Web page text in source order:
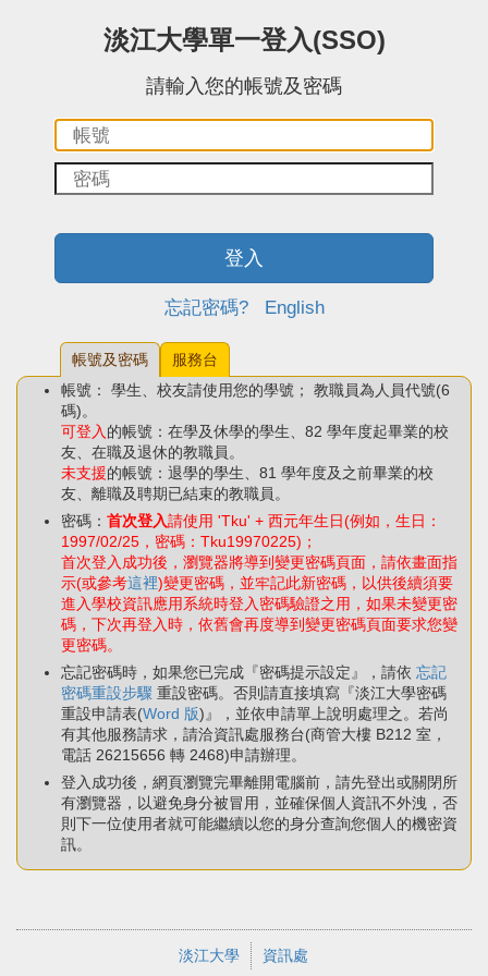
淡江大學單一登入(SSO)
請輸入您的帳號及密碼
碼：
登入
忘記密碼? English
帳號及密碼
服務台
帳號： 學生、校友請使用您的學號； 教職員為人員代號(6
碼)。
可登入 的帳號：在學及休學的學生、82 學年度起畢業的校
友、在職及退休的教職員。
未支援的帳號：退學的學生、81 學年度及之前畢業的校
友、離職及聘期已結束的教職員。
密碼： 首次登入請使用 'Tku' + 西元年生日(例如，生日：
1997/02/25，密碼：Tku19970225)；
首次登入成功後，瀏覽器將導到變更密碼頁面，請依畫面指
示(或參考這裡)變更密碼，並牢記此新密碼，以供後續須要
進入學校資訊應用系統時登入密碼驗證之用，如果未變更密
碼，下次再登入時，依舊會再度導到變更密碼頁面要求您變
更密碼。
忘記密碼時，如果您已完成『密碼提示設定』，請依 忘記
密碼重設步驟 重設密碼。否則請直接填寫『淡江大學密碼
重設申請表(Word 版)』，並依申請單上說明處理之。若尚
有其他服務請求，請洽資訊處服務台(商管大樓 B212 室，
電話 26215656 轉 2468)申請辦理。
登入成功後，網頁瀏覽完畢離開電腦前，請先登出或關閉所
有瀏覽器，以避免身分被冒用，並確保個人資訊不外洩，否
則下一位使用者就可能繼續以您的身分查詢您個人的機密資
訊。
淡江大學 資訊處